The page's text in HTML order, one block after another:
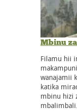
Mbinu
Filamu hii
wanajamii
katika
mbinu hizi